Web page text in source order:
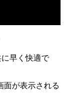
早く快適で
面が表示される